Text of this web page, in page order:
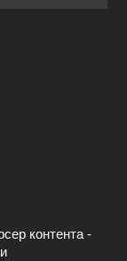
контента -